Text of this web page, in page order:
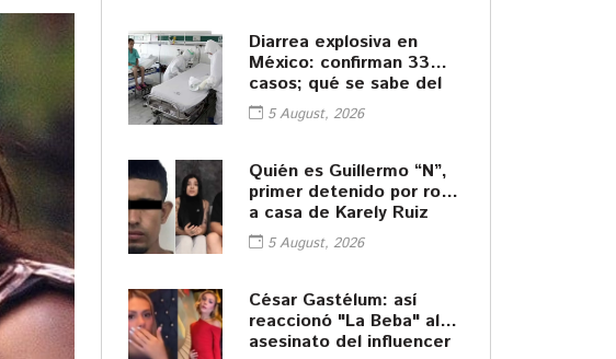
Diarrea explosiva en
México: confirman 33
casos; qué se sabe del
brote5 August, 2026
Quién es Guillermo “N”,
primer detenido por robo
a casa de Karely Ruiz
5 August, 2026
César Gastélum: así
reaccionó "La Beba" al
asesinato del influencer